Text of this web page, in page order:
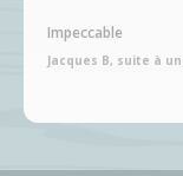
Impeccable
Jacques B, suite à